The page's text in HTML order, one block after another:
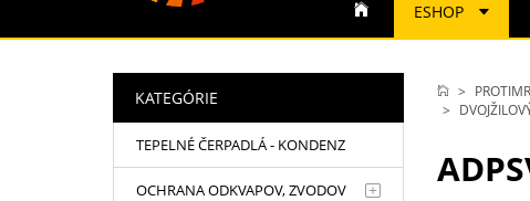
KATEGÓRIE
TEPELNÉ ČERPADLÁ - KONDENZ
OCHRANA ODKVAPOV, ZVODOV
ESHOP